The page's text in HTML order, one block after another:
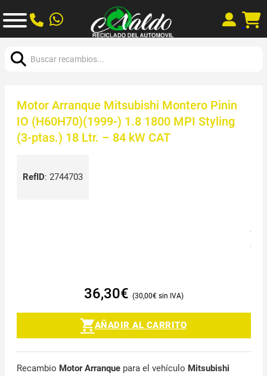
Motor Arranque Mitsubishi Montero Pinin
IO (H60H70)(1999-) 1.8 1800 MPI Styling
(3-ptas.) 18 Ltr. – 84 kW CAT
RefID: 2744703
36,30€ 30,00€
AÑADIR AL CARRITO
Recambio Motor Arranquepara el vehículo Mitsubishi